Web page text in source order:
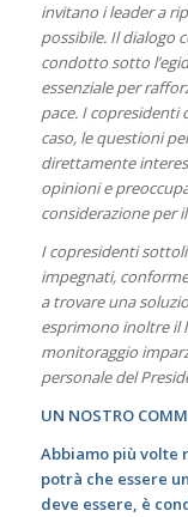
invitano i leader a
possibile. Il dialogo
condotto sotto
essenziale per
pace. I copresidenti
caso, le questioni
direttamente
opinioni e
considerazione per
I copresidenti
impegnati,
a trovare una
esprimono inoltre il
monitoraggio
personale del
UN NOSTRO
Abbiamo più volte
potrà che essere
deve essere, è